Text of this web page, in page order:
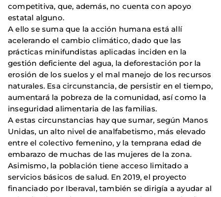
competitiva, que, además, no cuenta con apoyo
estatal alguno.
A ello se suma que la acción humana está allí
acelerando el cambio climático, dado que las
prácticas minifundistas aplicadas inciden en la
gestión deficiente del agua, la deforestación por la
erosión de los suelos y el mal manejo de los recursos
naturales. Esa circunstancia, de persistir en el tiempo,
aumentará la pobreza de la comunidad, así como la
inseguridad alimentaria de las familias.
A estas circunstancias hay que sumar, según Manos
Unidas, un alto nivel de analfabetismo, más elevado
entre el colectivo femenino, y la temprana edad de
embarazo de muchas de las mujeres de la zona.
Asimismo, la población tiene acceso limitado a
servicios básicos de salud. En 2019, el proyecto
financiado por Iberaval, también se dirigía a ayudar al